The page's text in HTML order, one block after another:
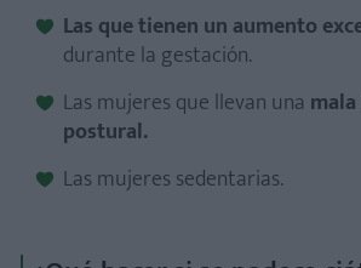
Las que tienen un aumento
durante la gestación.
Las mujeres que llevan una
postural.
Las mujeres sedentarias.